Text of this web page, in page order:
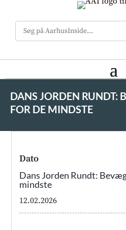
DANS JORDEN RUNDT:
FOR DE MINDSTE
Dato
Dans Jorden Rundt:
mindste
12.02.2026